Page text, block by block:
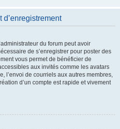
d’enregistrement
du forum peut avoir
de s’enregistrer pour poster des
vous permet de bénéficier de
aux invités comme les avatars
l’envoi de courriels aux autres membres,
d’un compte est rapide et vivement